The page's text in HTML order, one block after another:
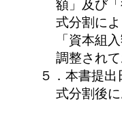
額」及び
式分割に
「資本組
調整されて
５．本書提
式分割後